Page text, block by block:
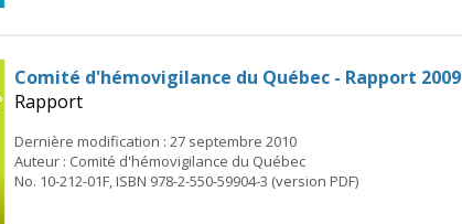
Comité d'hémovigilance du Québec - Rapport 2009
Rapport
Dernière modification : 27 septembre 2010
Auteur : Comité d'hémovigilance du Québec
No. 10-212-01F, ISBN 978-2-550-59904-3 (version PDF)